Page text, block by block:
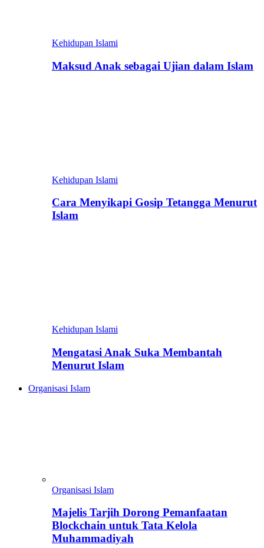
Kehidupan Islami
Maksud Anak sebagai Ujian dalam Islam
Kehidupan Islami
Cara Menyikapi Gosip Tetangga Menurut
Islam
Kehidupan Islami
Mengatasi Anak Suka Membantah
Menurut Islam
Organisasi Islam
Organisasi Islam
Majelis Tarjih Dorong Pemanfaatan
Blockchain untuk Tata Kelola
Muhammadiyah